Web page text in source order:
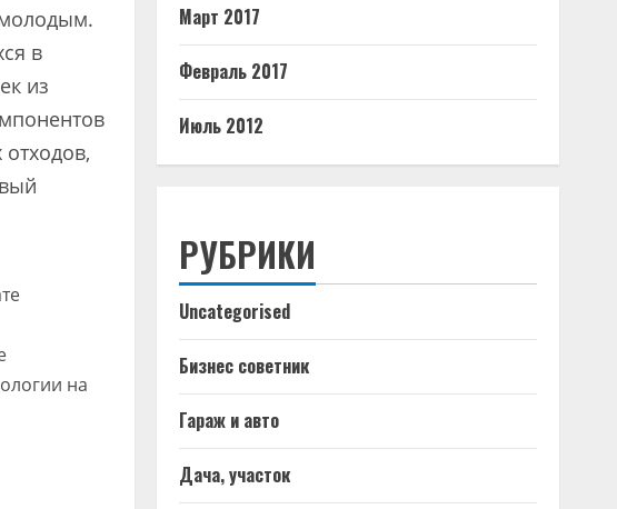
молодым.
в
из
на
Март 2017
Февраль 2017
Июль 2012
РУБРИКИ
Uncategorised
Бизнес советник
Гараж и авто
Дача, участок